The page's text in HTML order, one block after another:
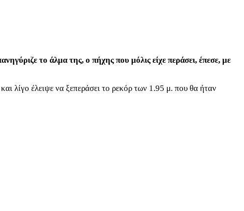
το άλμα της, ο πήχης που μόλις είχε περάσει, έπεσε, με
λίγο έλειψε να ξεπεράσει το ρεκόρ των 1.95 μ. που θα ήταν